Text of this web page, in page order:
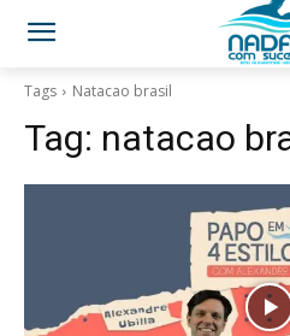
Tags Natacao brasil
Tag: natacao